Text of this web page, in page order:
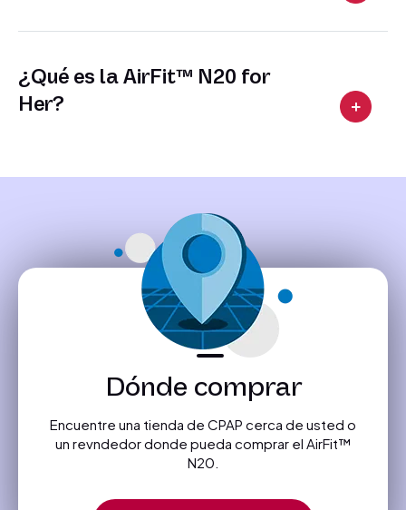
¿Qué es la AirFit™ N20 for
Her?
Dónde comprar
Encuentre una tienda de CPAP cerca de usted o
un revndedor donde pueda comprar el AirFit™
N20.